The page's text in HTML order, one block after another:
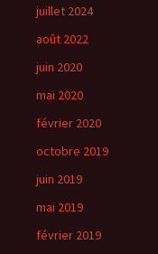
juillet 2024
août 2022
juin 2020
mai 2020
février 2020
octobre 2019
juin 2019
mai 2019
février 2019